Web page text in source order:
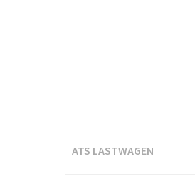
ATS LASTWAGEN